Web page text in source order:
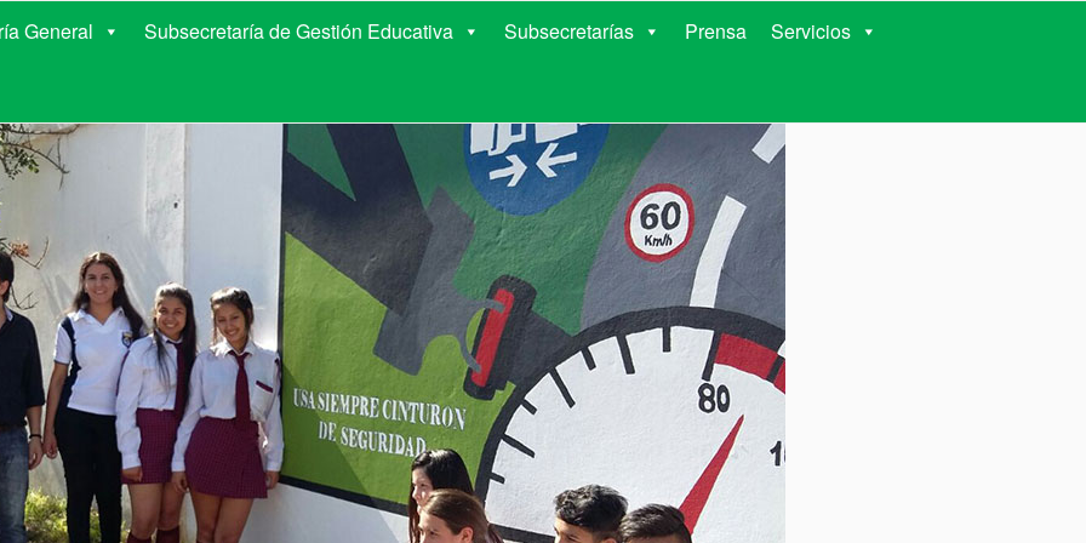
EDUCACIÓN DE CORRIENTES
General Subsecretaría de Gestión Educativa Subsecretarías Prensa Servicios